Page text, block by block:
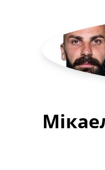
Конкурс
Турніри